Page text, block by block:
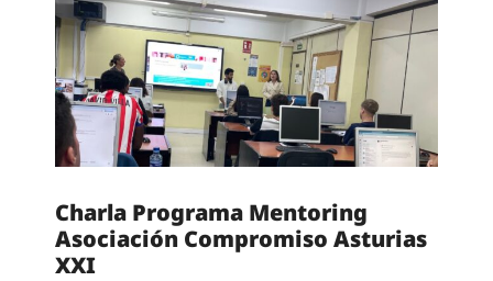
Charla Programa Mentoring
Asociación Compromiso Asturias
XXI